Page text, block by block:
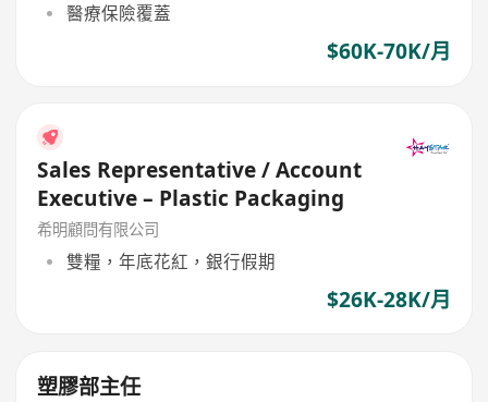
醫療保險覆蓋
$60K-70K/月
Sales Representative / Account
Executive – Plastic Packaging
希明顧問有限公司
雙糧，年底花紅，銀行假期
$26K-28K/月
塑膠部主任